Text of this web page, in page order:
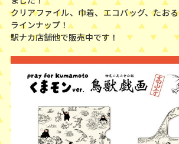
クリアファイル、巾着、エコバッグ、たお
ラインナップ！
駅ナカ店舗他で販売中です！